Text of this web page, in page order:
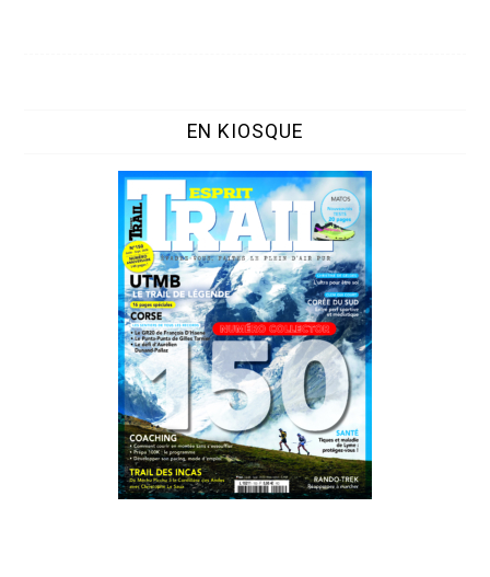
EN KIOSQUE